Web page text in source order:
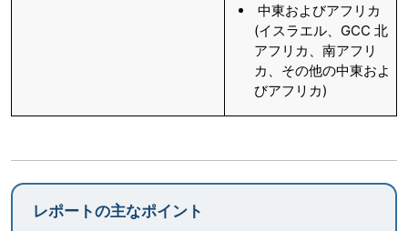
中東およびアフリカ
(イスラエル、GCC 北
アフリカ、南アフリ
カ、その他の中東およ
びアフリカ)
レポートの主なポイント